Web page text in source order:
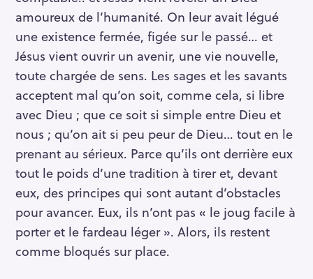
amoureux de l’humanité. On leur avait légué
une existence fermée, figée sur le passé… et
Jésus vient ouvrir un avenir, une vie nouvelle,
toute chargée de sens. Les sages et les savants
acceptent mal qu’on soit, comme cela, si libre
avec Dieu ; que ce soit si simple entre Dieu et
nous ; qu’on ait si peu peur de Dieu… tout en le
prenant au sérieux. Parce qu’ils ont derrière eux
tout le poids d’une tradition à tirer et, devant
eux, des principes qui sont autant d’obstacles
pour avancer. Eux, ils n’ont pas « le joug facile à
porter et le fardeau léger ». Alors, ils restent
comme bloqués sur place.